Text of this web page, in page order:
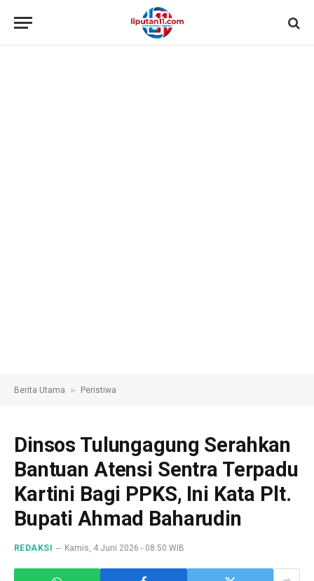
Berita Utama » Peristiwa
Dinsos Tulungagung Serahkan
Bantuan Atensi Sentra Terpadu
Kartini Bagi PPKS, Ini Kata Plt.
Bupati Ahmad Baharudin
REDAKSI Kamis, 4 Juni 2026 - 08:50 WIB